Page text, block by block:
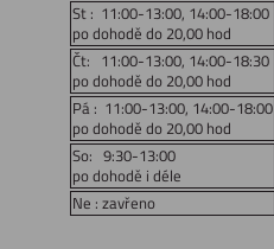
St : 11:00-13:00, 14:00-18:00
po dohodě do 20,00 hod
Čt: 11:00-13:00, 14:00-18:30
po dohodě do 20,00 hod
Pá : 11:00-13:00, 14:00-18:00
po dohodě do 20,00 hod
So: 9:30-13:00
po dohodě i déle
Ne : zavřeno